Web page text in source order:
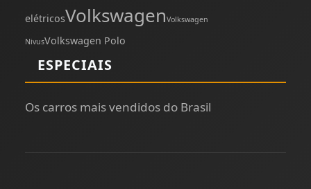
elétricosVolkswagenVolkswagen
NivusVolkswagen Polo
ESPECIAIS
Os carros mais vendidos do Brasil